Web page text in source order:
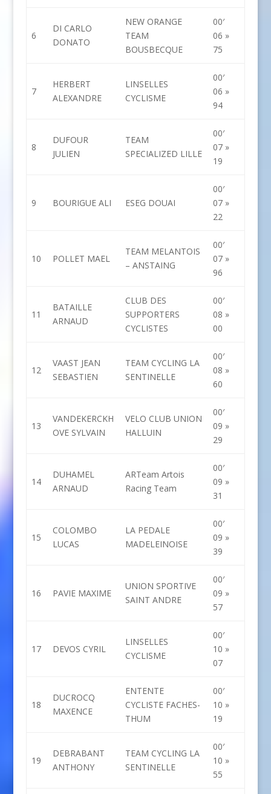
6
DI CARLO
DONATO
NEW ORANGE
TEAM
BOUSBECQUE
00′
06 »
75
7
HERBERT
ALEXANDRE
LINSELLES
CYCLISME
00′
06 »
94
8
DUFOUR
JULIEN
TEAM
SPECIALIZED LILLE
00′
07 »
19
9 BOURIGUE ALI ESEG DOUAI
00′
07 »
22
10 POLLET MAEL
TEAM MELANTOIS
– ANSTAING
00′
07 »
96
11
BATAILLE
ARNAUD
CLUB DES
SUPPORTERS
CYCLISTES
00′
08 »
00
12
VAAST JEAN
SEBASTIEN
TEAM CYCLING LA
SENTINELLE
00′
08 »
60
13
VANDEKERCKH
OVE SYLVAIN
VELO CLUB UNION
HALLUIN
00′
09 »
29
14
DUHAMEL
ARNAUD
ARTeam Artois
Racing Team
00′
09 »
31
15
COLOMBO
LUCAS
LA PEDALE
MADELEINOISE
00′
09 »
39
16 PAVIE MAXIME
UNION SPORTIVE
SAINT ANDRE
00′
09 »
57
17 DEVOS CYRIL
LINSELLES
CYCLISME
00′
10 »
07
18
DUCROCQ
MAXENCE
ENTENTE
CYCLISTE FACHES-
THUM
00′
10 »
19
19
DEBRABANT
ANTHONY
TEAM CYCLING LA
SENTINELLE
00′
10 »
55